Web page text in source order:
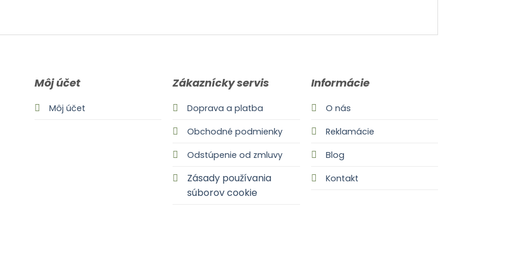
Môj účet
Môj účet
Zákaznícky servis
Doprava a platba
Obchodné podmienky
Odstúpenie od zmluvy
Zásady používania
súborov cookie
Informácie
O nás
Reklamácie
Blog
Kontakt